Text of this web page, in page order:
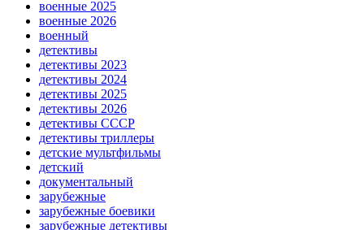
военные 2025
военные 2026
военный
детективы
детективы 2023
детективы 2024
детективы 2025
детективы 2026
детективы СССР
детективы триллеры
детские мультфильмы
детский
документальный
зарубежные
зарубежные боевики
зарубежные детективы